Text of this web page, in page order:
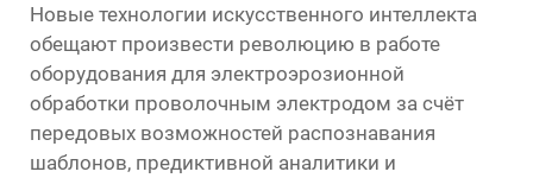
Новые технологии искусственного интеллекта
обещают произвести революцию в работе
оборудования для электроэрозионной
обработки проволочным электродом за счёт
передовых возможностей распознавания
шаблонов, предиктивной аналитики и